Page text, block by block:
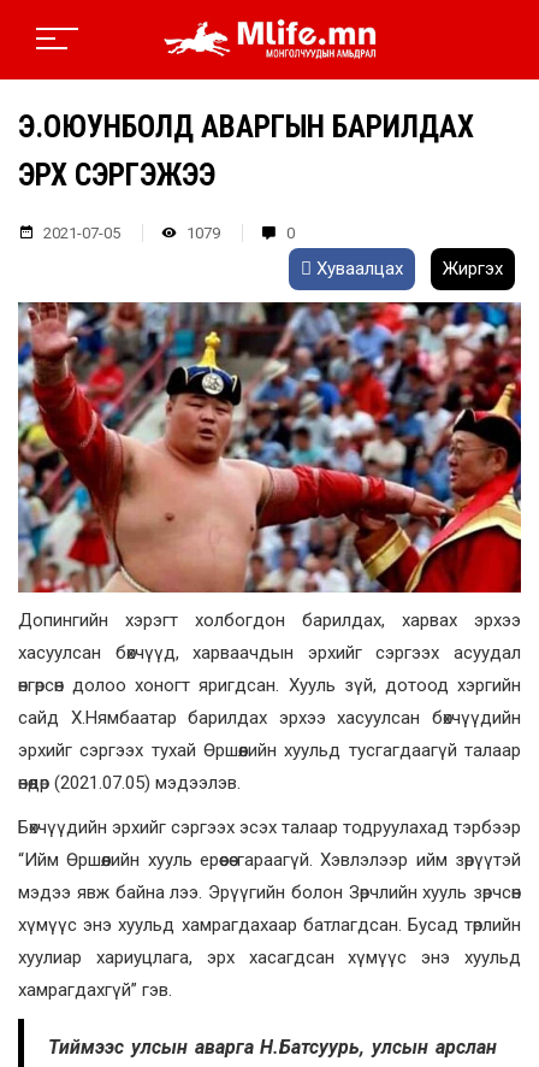
Э.ОЮУНБОЛД АВАРГЫН БАРИЛДАХ
ЭРХ СЭРГЭЖЭЭ
2021-07-05 1079 0
Хуваалцах Жиргэх
Допингийн хэрэгт холбогдон барилдах, харвах эрхээ
хасуулсан бөхчүүд, харваачдын эрхийг сэргээх асуудал
өнгөрсөн долоо хоногт яригдсан. Хууль зүй, дотоод хэргийн
сайд Х.Нямбаатар барилдах эрхээ хасуулсан бөхчүүдийн
эрхийг сэргээх тухай Өршөөлийн хуульд тусгагдаагүй талаар
өнөөдөр (2021.07.05) мэдээлэв.
Бөхчүүдийн эрхийг сэргээх эсэх талаар тодруулахад тэрбээр
“Ийм Өршөөлийн хууль ерөөсөө гараагүй. Хэвлэлээр ийм зөрүүтэй
мэдээ явж байна лээ. Эрүүгийн болон Зөрчлийн хууль зөрчсөн
хүмүүс энэ хуульд хамрагдахаар батлагдсан. Бусад төрлийн
хуулиар хариуцлага, эрх хасагдсан хүмүүс энэ хуульд
хамрагдахгүй” гэв.
Тиймээс улсын аварга Н.Батсуурь, улсын арслан